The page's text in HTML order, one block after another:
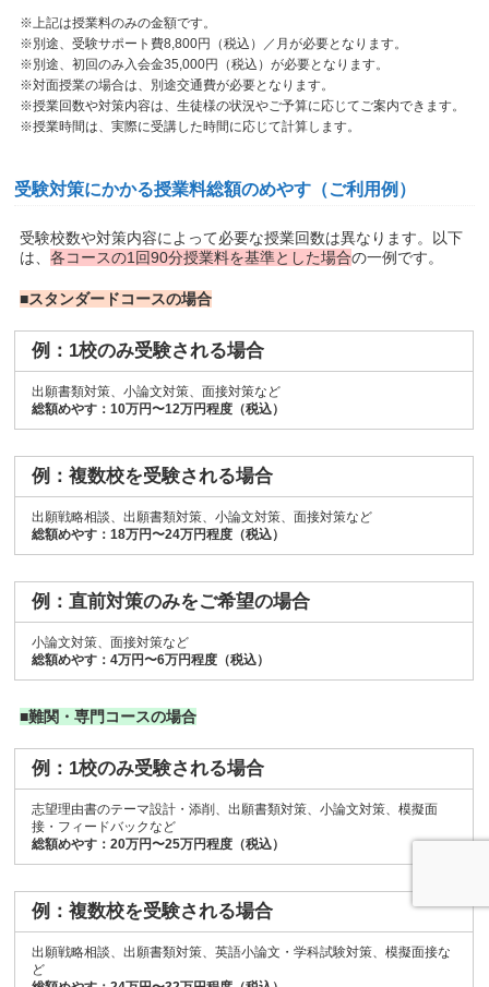
※上記は授業料のみの金額です。
※別途、受験サポート費8,800円（税込）／月が必要となります。
※別途、初回のみ入会金35,000円（税込）が必要となります。
※対面授業の場合は、別途交通費が必要となります。
※授業回数や対策内容は、生徒様の状況やご予算に応じてご案内できます。
※授業時間は、実際に受講した時間に応じて計算します。
受験対策にかかる授業料総額のめやす（ご利用例）
受験校数や対策内容によって必要な授業回数は異なります。以下
は、各コースの1回90分授業料を基準とした場合の一例です。
■スタンダードコースの場合
例：1校のみ受験される場合
出願書類対策、小論文対策、面接対策など
総額めやす：10万円〜12万円程度（税込）
例：複数校を受験される場合
出願戦略相談、出願書類対策、小論文対策、面接対策など
総額めやす：18万円〜24万円程度（税込）
例：直前対策のみをご希望の場合
小論文対策、面接対策など
総額めやす：4万円〜6万円程度（税込）
■難関・専門コースの場合
例：1校のみ受験される場合
志望理由書のテーマ設計・添削、出願書類対策、小論文対策、模擬面
接・フィードバックなど
総額めやす：20万円〜25万円程度（税込）
例：複数校を受験される場合
出願戦略相談、出願書類対策、英語小論文・学科試験対策、模擬面接な
ど